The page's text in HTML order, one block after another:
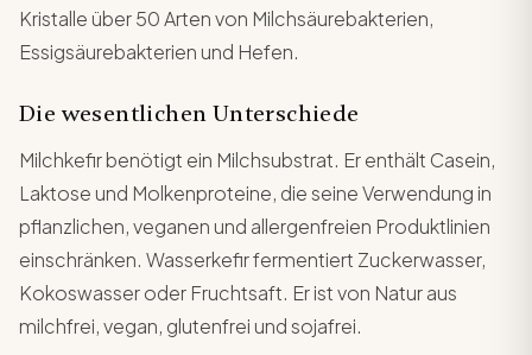
Kristalle über 50 Arten von Milchsäurebakterien,
Essigsäurebakterien und Hefen.
Die wesentlichen Unterschiede
Milchkefir benötigt ein Milchsubstrat. Er enthält Casein,
Laktose und Molkenproteine, die seine Verwendung in
pflanzlichen, veganen und allergenfreien Produktlinien
einschränken. Wasserkefir fermentiert Zuckerwasser,
Kokoswasser oder Fruchtsaft. Er ist von Natur aus
milchfrei, vegan, glutenfrei und sojafrei.